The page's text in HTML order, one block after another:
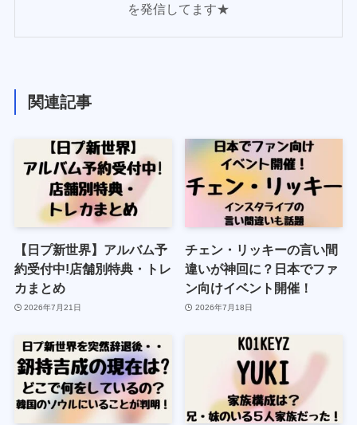
を発信してます★
関連記事
【日プ新世界】アルバム予
約受付中!店舗別特典・トレ
カまとめ
2026年7月21日
チェン・リッキーの言い間
違いが神回に？日本でファ
ン向けイベント開催！
2026年7月18日